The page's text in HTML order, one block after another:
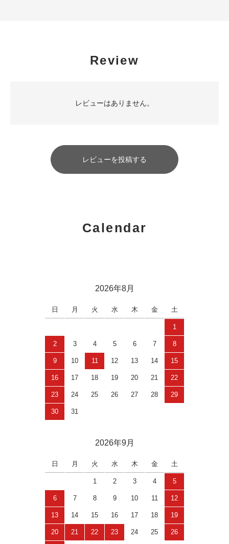
Review
レビューはありません。
レビューを投稿する
Calendar
2026年8月
日 月 火 水 木 金 土
1
2 3 4 5 6 7 8
9 10 11 12 13 14 15
16 17 18 19 20 21 22
23 24 25 26 27 28 29
30 31
2026年9月
日 月 火 水 木 金 土
1 2 3 4 5
6 7 8 9 10 11 12
13 14 15 16 17 18 19
20 21 22 23 24 25 26